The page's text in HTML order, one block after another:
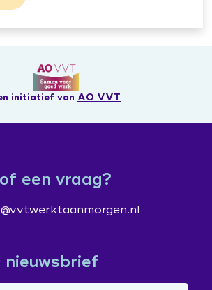
initiatief van AO VVT
een vraag?
nieuwsbrief